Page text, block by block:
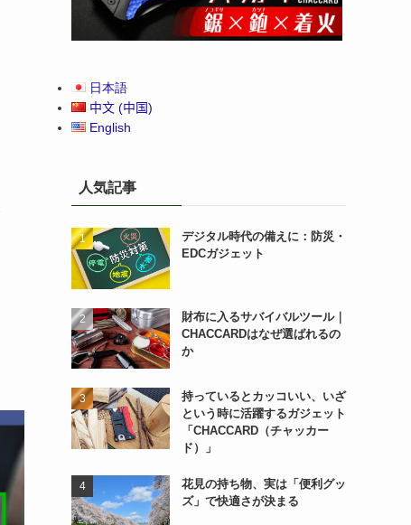
日本語
中文 (中国)
English
人気記事
デジタル時代の備えに：防災・
EDCガジェット
財布に入るサバイバルツール｜
CHACCARDはなぜ選ばれるの
か
持っているとカッコいい、いざ
という時に活躍するガジェット
「CHACCARD（チャッカー
ド）」
花見の持ち物、実は「便利グッ
ズ」で快適さが決まる